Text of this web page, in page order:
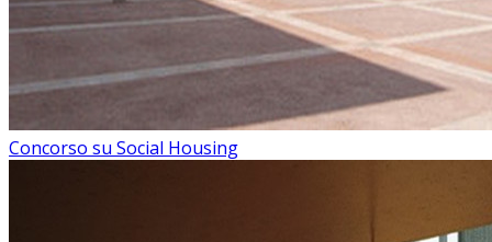
Concorso su Social Housing